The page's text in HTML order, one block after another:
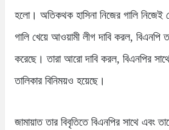
হলো। অতিকথক হাসিনা নিজের গালি নিজেই
গালি খেয়ে আওয়ামী লীগ দাবি করল, বিএনপি
করেছে। তারা আরো দাবি করল, বিএনপির সাথে
তালিকার বিনিময়ও হয়েছে।
জামায়াত তার বিবৃতিতে বিএনপির সাথে এবং